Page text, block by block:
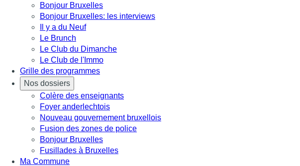
Bonjour Bruxelles
Bonjour Bruxelles: les interviews
Il y a du Neuf
Le Brunch
Le Club du Dimanche
Le Club de l'Immo
Grille des programmes
Nos dossiers
Colère des enseignants
Foyer anderlechtois
Nouveau gouvernement bruxellois
Fusion des zones de police
Bonjour Bruxelles
Fusillades à Bruxelles
Ma Commune